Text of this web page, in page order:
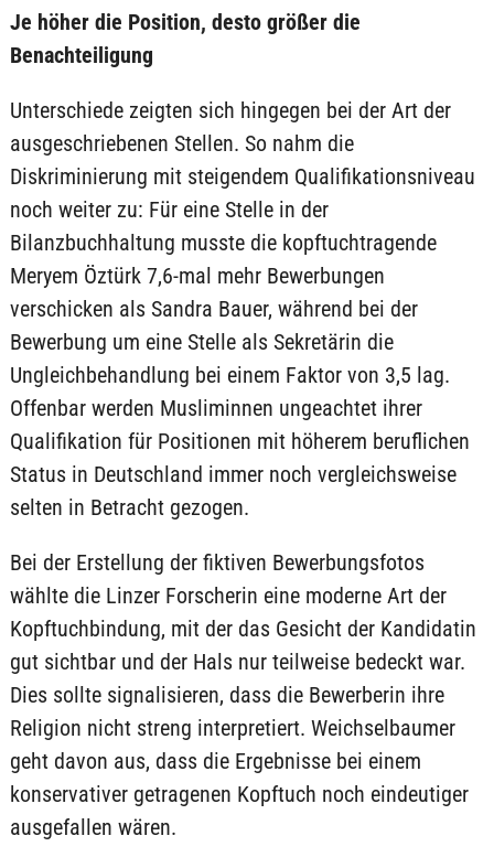
Je höher die Position, desto größer die
Benachteiligung
Unterschiede zeigten sich hingegen bei der Art der
ausgeschriebenen Stellen. So nahm die
Diskriminierung mit steigendem Qualifikationsniveau
noch weiter zu: Für eine Stelle in der
Bilanzbuchhaltung musste die kopftuchtragende
Meryem Öztürk 7,6-mal mehr Bewerbungen
verschicken als Sandra Bauer, während bei der
Bewerbung um eine Stelle als Sekretärin die
Ungleichbehandlung bei einem Faktor von 3,5 lag.
Offenbar werden Musliminnen ungeachtet ihrer
Qualifikation für Positionen mit höherem beruflichen
Status in Deutschland immer noch vergleichsweise
selten in Betracht gezogen.
Bei der Erstellung der fiktiven Bewerbungsfotos
wählte die Linzer Forscherin eine moderne Art der
Kopftuchbindung, mit der das Gesicht der Kandidatin
gut sichtbar und der Hals nur teilweise bedeckt war.
Dies sollte signalisieren, dass die Bewerberin ihre
Religion nicht streng interpretiert. Weichselbaumer
geht davon aus, dass die Ergebnisse bei einem
konservativer getragenen Kopftuch noch eindeutiger
ausgefallen wären.